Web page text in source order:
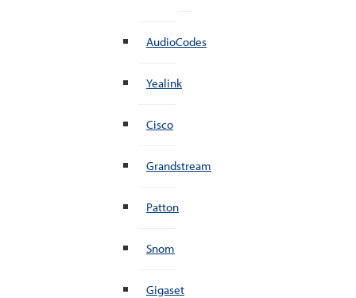
AudioCodes
Yealink
Cisco
Grandstream
Patton
Snom
Gigaset